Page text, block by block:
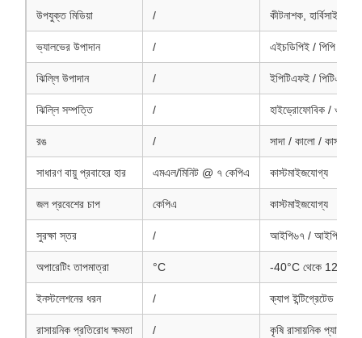
উপযুক্ত মিডিয়া / কীটনাশক, হার্বিসাইড,
ভ্যালভের উপাদান / এইচডিপিই / পিপি /
ঝিল্লি উপাদান / ইপিটিএফই / পিটিএফই
ঝিল্লি সম্পত্তি / হাইড্রোফোবিক /
রঙ / সাদা / কালো / কাস্টম
সাধারণ বায়ু প্রবাহের হার এমএল/মিনিট @ ৭ কেপিএ কাস্টমাইজযোগ্য
জল প্রবেশের চাপ কেপিএ কাস্টমাইজযোগ্য
সুরক্ষা স্তর / আইপি৬৭ / আইপি৬৮
অপারেটিং তাপমাত্রা °C -40°C থেকে 125°C
ইনস্টলেশনের ধরন / ক্যাপ ইন্টিগ্রেটেড /
রাসায়নিক প্রতিরোধ ক্ষমতা / কৃষি রাসায়নিক